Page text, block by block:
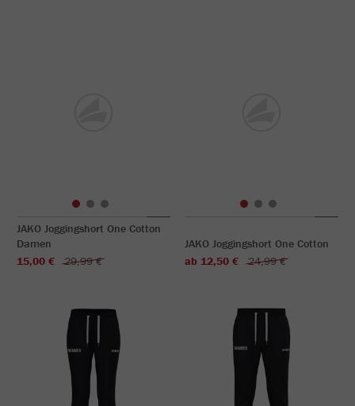
JAKO Joggingshort One Cotton
Damen
15,00 €
29,99 €
JAKO Joggingshort One Cotton
ab 12,50 €
24,99 €